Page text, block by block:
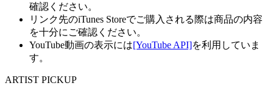
確認ください。
リンク先のiTunes Storeでご購入される際は商品の内容
を十分にご確認ください。
YouTube動画の表示には[YouTube API]を利用していま
す。
ARTIST PICKUP